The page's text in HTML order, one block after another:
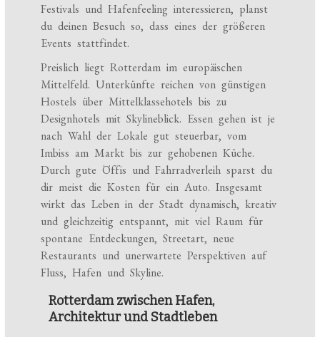
Festivals und Hafenfeeling interessieren, planst
du deinen Besuch so, dass eines der größeren
Events stattfindet.
Preislich liegt Rotterdam im europäischen
Mittelfeld. Unterkünfte reichen von günstigen
Hostels über Mittelklassehotels bis zu
Designhotels mit Skylineblick. Essen gehen ist je
nach Wahl der Lokale gut steuerbar, vom
Imbiss am Markt bis zur gehobenen Küche.
Durch gute Öffis und Fahrradverleih sparst du
dir meist die Kosten für ein Auto. Insgesamt
wirkt das Leben in der Stadt dynamisch, kreativ
und gleichzeitig entspannt, mit viel Raum für
spontane Entdeckungen, Streetart, neue
Restaurants und unerwartete Perspektiven auf
Fluss, Hafen und Skyline.
Rotterdam zwischen Hafen,
Architektur und Stadtleben